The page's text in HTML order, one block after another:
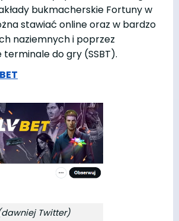
bukmacherskie Fortuny w
stawiać online oraz w bardzo
naziemnych i poprzez
terminale do gry (SSBT).
Twitter)